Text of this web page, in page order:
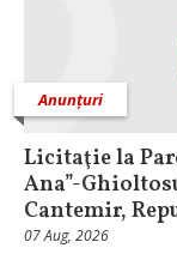
Anunțuri
Licitaţie la
Ana”-
Cantemir,
07 Aug, 2026